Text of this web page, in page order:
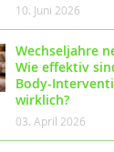
10. Juni 2026
Wechseljahre
Wie effektiv
Body-
wirklich?
03. April 2026